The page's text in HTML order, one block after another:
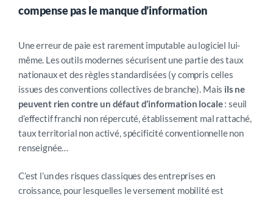
compense pas le manque d’information
Une erreur de paie est rarement imputable au logiciel lui-
même. Les outils modernes sécurisent une partie des taux
nationaux et des règles standardisées (y compris celles
issues des conventions collectives de branche). Mais ils ne
peuvent rien contre un défaut d’information locale: seuil
d’effectif franchi non répercuté, établissement mal rattaché,
taux territorial non activé, spécificité conventionnelle non
renseignée…
C’est l’un des risques classiques des entreprises en
croissance, pour lesquelles le versement mobilité est